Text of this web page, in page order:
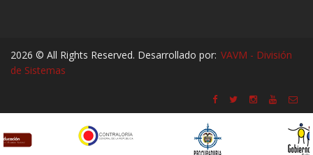
2026 © All Rights Reserved. Desarrollado por: VAVM - División
de Sistemas